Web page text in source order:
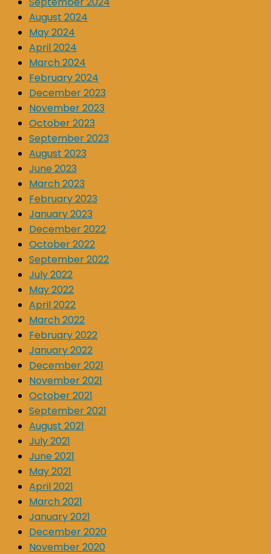
August 2024
May 2024
April 2024
March 2024
February 2024
December 2023
November 2023
October 2023
September 2023
August 2023
June 2023
March 2023
February 2023
January 2023
December 2022
October 2022
September 2022
July 2022
May 2022
April 2022
March 2022
February 2022
January 2022
December 2021
November 2021
October 2021
September 2021
August 2021
July 2021
June 2021
May 2021
April 2021
March 2021
January 2021
December 2020
November 2020